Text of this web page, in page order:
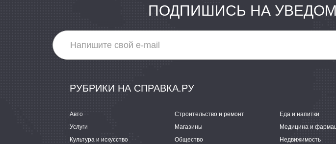
ПОДПИШИСЬ НА
РУБРИКИ НА СПРАВКА.РУ
Авто Строительство и ремонт Еда и напитки
Услуги
Магазины Медицина и
Культура и искусство
Общество Недвижимость